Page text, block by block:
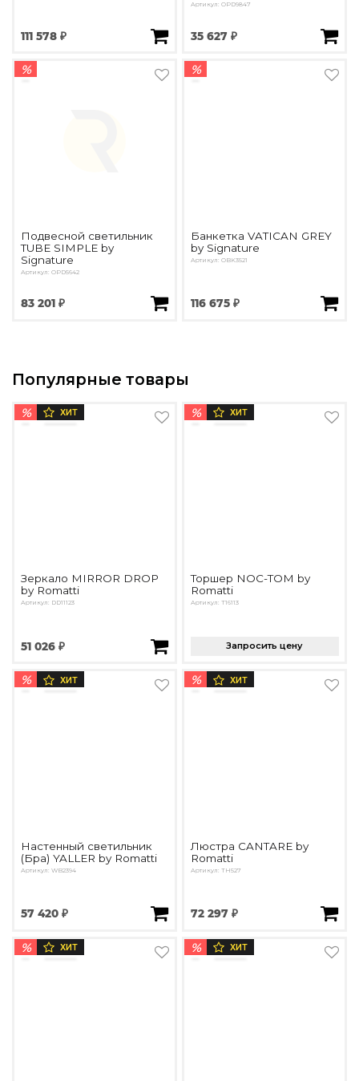
111 578 ₽
Артикул: OPD9847
35 627 ₽
%
Подвесной светильник
TUBE SIMPLE by
Signature
Артикул: OPD5642
83 201 ₽
%
Банкетка VATICAN GREY
by Signature
Артикул: OBK3521
116 675 ₽
Популярные товары
% ХИТ
Зеркало MIRROR DROP
by Romatti
Артикул: DD11123
51 026 ₽
% ХИТ
Торшер NOC-TOM by
Romatti
Артикул: T16113
Запросить цену
% ХИТ
Настенный светильник
(Бра) YALLER by Romatti
Артикул: WB2394
57 420 ₽
% ХИТ
Люстра CANTARE by
Romatti
Артикул: TH527
72 297 ₽
% ХИТ % ХИТ